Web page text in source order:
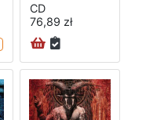
CD
76,89 zł